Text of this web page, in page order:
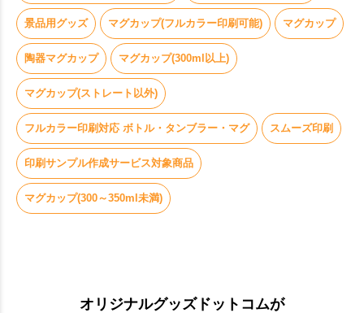
景品用グッズ マグカップ(フルカラー印刷可能) マグカップ
陶器マグカップ マグカップ(300ml以上)
マグカップ(ストレート以外)
フルカラー印刷対応 ボトル・タンブラー・マグ スムーズ印刷
印刷サンプル作成サービス対象商品
マグカップ(300～350ml未満)
オリジナルグッズドットコムが